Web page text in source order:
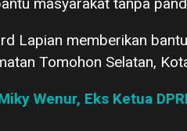
Lapian memberikan
Tomohon Selatan,
Wenur, Eks Ketua